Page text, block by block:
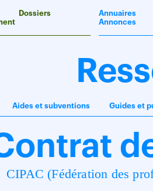
Dossiers
Annuaires
Annonces
Aides et subventions Guides et
CIPAC (Fédération des